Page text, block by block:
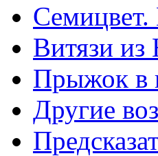
Семицвет.
Витязи из
Прыжок в
Другие